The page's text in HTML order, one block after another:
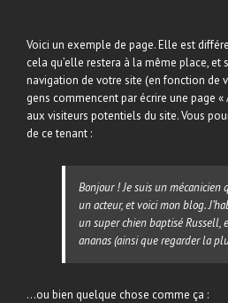
Voici un exemple de page. Elle est
cela qu’elle restera à la même place, et
navigation de votre site (en fonction de
gens commencent par écrire une page «
aux visiteurs potentiels du site. Vous
de ce tenant :
Bonjour ! Je suis un mécanicien
un acteur, et voici mon blog.
un super chien baptisé Russell,
ananas (ainsi que regarder la
…ou bien quelque chose comme ça :